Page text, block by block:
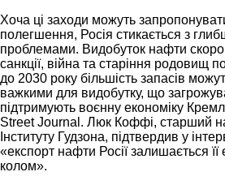
Хоча ці заходи можуть
полегшення, Росія стикається з
проблемами. Видобуток нафти
санкції, війна та старіння родовищ
до 2030 року більшість запасів
важкими для видобутку, що
підтримують воєнну економіку
Street Journal. Люк Коффі, старший
Інституту Гудзона, підтвердив у
«експорт нафти Росії залишається
колом».